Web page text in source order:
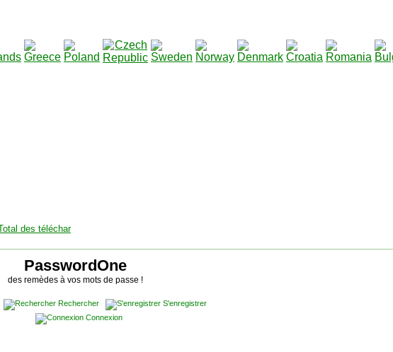
des téléchargements
PasswordOne
des remèdes à vos mots de passe !
Rechercher
S'enregistrer
Connexion